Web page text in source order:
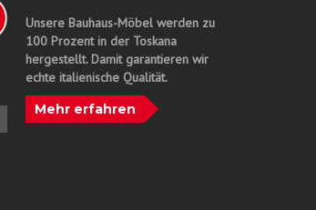
Unsere Bauhaus-Möbel werden zu
100 Prozent in der Toskana
hergestellt. Damit garantieren wir
echte italienische Qualität.
Mehr erfahren